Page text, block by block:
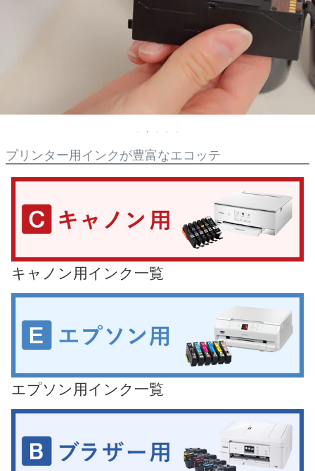
互換インクカートリッジ
お店の紹介
会員専用商品
プリンター用インクが豊富なエコッテ
キャノン用インク一覧
エプソン用インク一覧